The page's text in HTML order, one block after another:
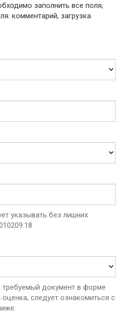
заполнить все поля,
комментарий, загрузка
указывать без лишних
документ в форме
следует ознакомиться с